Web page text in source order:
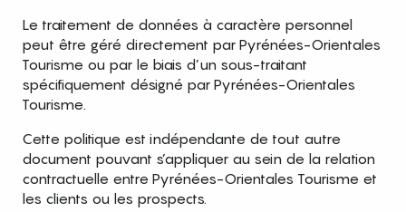
Le traitement de données à caractère personnel
peut être géré directement par Pyrénées-Orientales
Tourisme ou par le biais d’un sous-traitant
spécifiquement désigné par Pyrénées-Orientales
Tourisme.
Cette politique est indépendante de tout autre
document pouvant s’appliquer au sein de la relation
contractuelle entre Pyrénées-Orientales Tourisme et
les clients ou les prospects.